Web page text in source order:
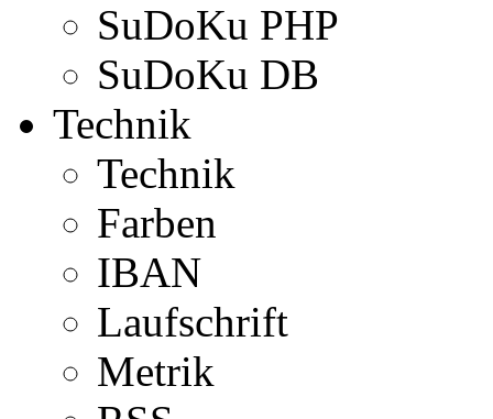
SuDoKu PHP
SuDoKu DB
Technik
Technik
Farben
IBAN
Laufschrift
Metrik